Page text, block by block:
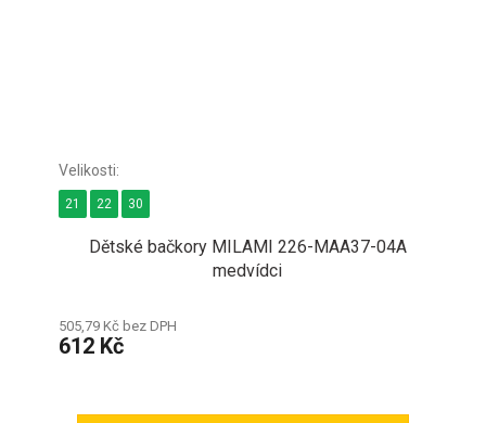
Dětské bačkory MILAMI 226-MAA37-04A
medvídci
505,79 Kč bez DPH
612 Kč
21 22 30